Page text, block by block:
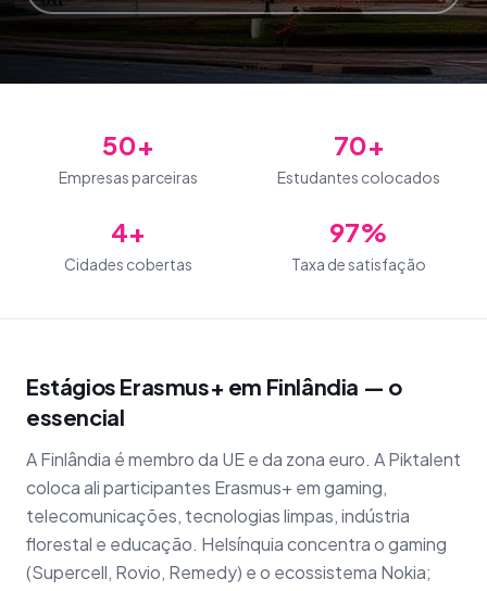
50+
Empresas parceiras
70+
Estudantes colocados
4+
Cidades cobertas
97%
Taxa de satisfação
Estágios Erasmus+ em Finlândia — o
essencial
A Finlândia é membro da UE e da zona euro. A Piktalent
coloca ali participantes Erasmus+ em gaming,
telecomunicações, tecnologias limpas, indústria
florestal e educação. Helsínquia concentra o gaming
(Supercell, Rovio, Remedy) e o ecossistema Nokia;